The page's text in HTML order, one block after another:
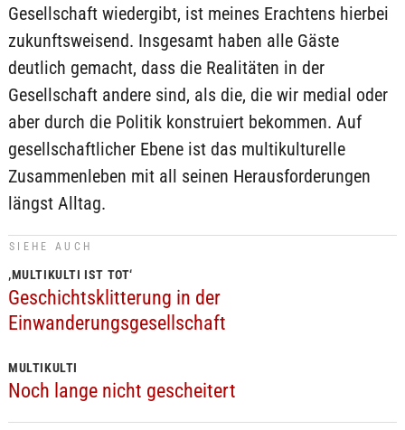
Gesellschaft wiedergibt, ist meines Erachtens hierbei
zukunftsweisend. Insgesamt haben alle Gäste
deutlich gemacht, dass die Realitäten in der
Gesellschaft andere sind, als die, die wir medial oder
aber durch die Politik konstruiert bekommen. Auf
gesellschaftlicher Ebene ist das multikulturelle
Zusammenleben mit all seinen Herausforderungen
längst Alltag.
SIEHE AUCH
‚MULTIKULTI IST TOT‘
Geschichtsklitterung in der
Einwanderungsgesellschaft
MULTIKULTI
Noch lange nicht gescheitert